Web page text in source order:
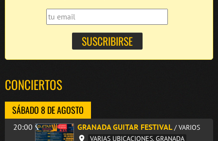
CONCIERTOS
SÁBADO 8 DE AGOSTO
20:00 GRANADA GUITAR FESTIVAL / VARIOS
VARIAS UBICACIONES. GRANADA